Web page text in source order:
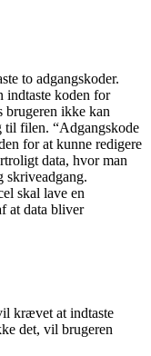
to adgangskoder.
indtaste koden for
brugeren ikke kan
til filen. “Adgangskode
for at kunne redigere
data, hvor man
skriveadgang.
skal lave en
at data bliver
krævet at indtaste
det, vil brugeren